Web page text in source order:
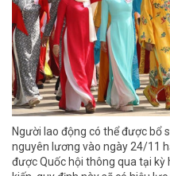
Người lao động có thể được bổ
nguyên lương vào ngày 24/11
được Quốc hội thông qua tại